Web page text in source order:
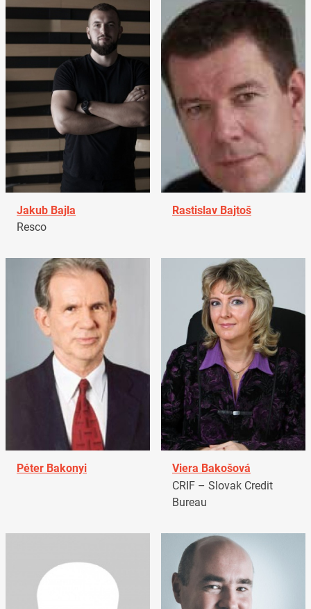
Jakub Bajla
Resco
Rastislav Bajtoš
Péter Bakonyi
Viera Bakošová
CRIF – Slovak Credit
Bureau